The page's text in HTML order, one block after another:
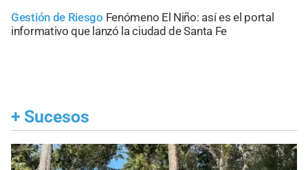
Gestión de Riesgo Fenómeno El Niño: así es el portal
informativo que lanzó la ciudad de Santa Fe
+ Sucesos